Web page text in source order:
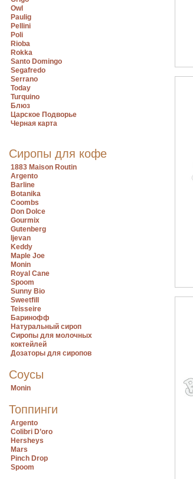
Owl
Paulig
Pellini
Poli
Rioba
Rokka
Santo Domingo
Segafredo
Serrano
Today
Turquino
Блюз
Царское Подворье
Черная карта
Сиропы для кофе
1883 Maison Routin
Argento
Barline
Botanika
Coombs
Don Dolce
Gourmix
Gutenberg
Ijevan
Keddy
Maple Joe
Monin
Royal Cane
Spoom
Sunny Bio
Sweetfill
Teisseire
Баринофф
Натуральный сироп
Сиропы для молочных
коктейлей
Дозаторы для сиропов
Соусы
Monin
Топпинги
Argento
Colibri D’oro
Hersheys
Mars
Pinch Drop
Spoom